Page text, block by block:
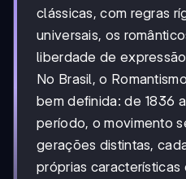
clássicas, com regras
universais, os
liberdade de
No Brasil, o
bem definida: de 1836
período, o movimento
gerações distintas,
próprias